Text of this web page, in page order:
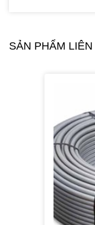
SẢN PHẨM LIÊN